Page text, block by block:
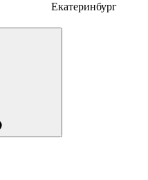
Екатеринбург